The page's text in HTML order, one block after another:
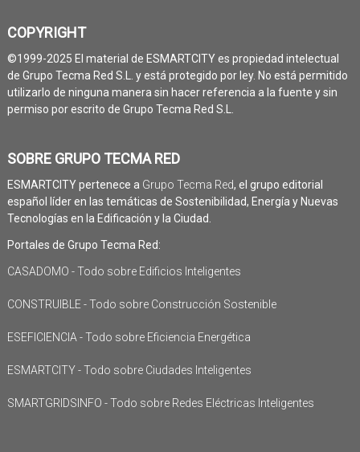
COPYRIGHT
©1999-2025 El material de ESMARTCITY es propiedad intelectual
de Grupo Tecma Red S.L. y está protegido por ley. No está permitido
utilizarlo de ninguna manera sin hacer referencia a la fuente y sin
permiso por escrito de Grupo Tecma Red S.L.
SOBRE GRUPO TECMA RED
ESMARTCITY pertenece a Grupo Tecma Red, el grupo editorial
español líder en las temáticas de Sostenibilidad, Energía y Nuevas
Tecnologías en la Edificación y la Ciudad.
Portales de Grupo Tecma Red:
CASADOMO - Todo sobre Edificios Inteligentes
CONSTRUIBLE - Todo sobre Construcción Sostenible
ESEFICIENCIA - Todo sobre Eficiencia Energética
ESMARTCITY - Todo sobre Ciudades Inteligentes
SMARTGRIDSINFO - Todo sobre Redes Eléctricas Inteligentes